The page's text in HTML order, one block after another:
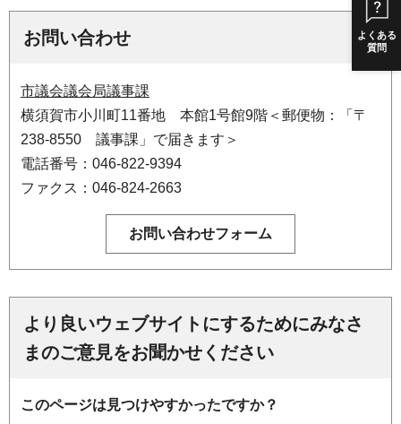
よくある
質問
お問い合わせ
市議会議会局議事課
横須賀市小川町11番地 本館1号館9階＜郵便物：「〒
238-8550 議事課」で届きます＞
電話番号：046-822-9394
ファクス：046-824-2663
より良いウェブサイトにするためにみなさ
まのご意見をお聞かせください
このページは見つけやすかったですか？